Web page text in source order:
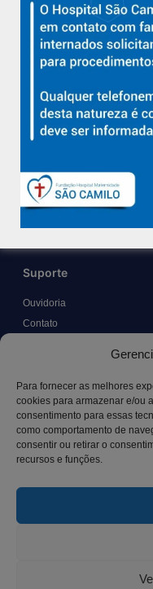
Para fornecer as melhores
cookies para armazenar e/ou
consentimento para essas
como comportamento de
consentir ou retirar o
recursos e funções.
Sobre
Nossa História e Fundador
Políticas e Normas
Trabalhe Conosco
Blog
Suporte
Ouvidoria
Contato
Canal LGPD e Segurança
Contato